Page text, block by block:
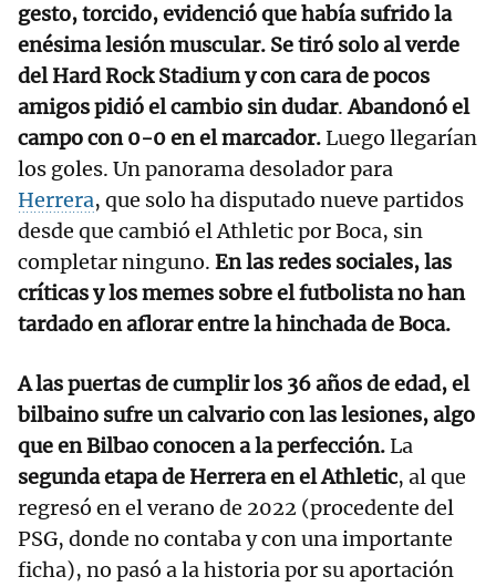
gesto, torcido, evidenció que había sufrido la
enésima lesión muscular. Se tiró solo al verde
del Hard Rock Stadium y con cara de pocos
amigos pidió el cambio sin dudar.Abandonó el
campo con 0-0 en el marcador.Luego llegarían
los goles. Un panorama desolador para
Herrera, que solo ha disputado nueve partidos
desde que cambió el Athletic por Boca, sin
completar ninguno. En las redes sociales, las
críticas y los memes sobre el futbolista no han
tardado en aflorar entre la hinchada de Boca.
A las puertas de cumplir los 36 años de edad, el
bilbaino sufre un calvario con las lesiones, algo
que en Bilbao conocen a la perfección.La
segunda etapa de Herrera en el Athletic, al que
regresó en el verano de 2022 (procedente del
PSG, donde no contaba y con una importante
ficha), no pasó a la historia por su aportación